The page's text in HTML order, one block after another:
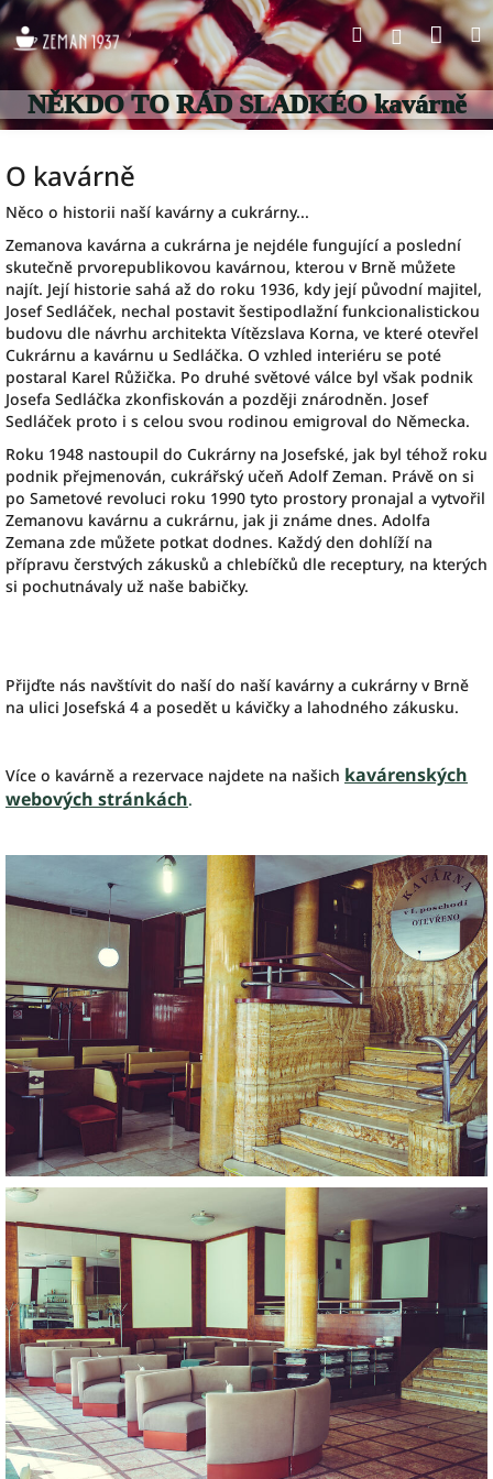
Přejít
na
obsah
Hledat
NĚKDO TO RÁD SLADKÉO kavárně
O kavárně
Něco o historii naší kavárny a cukrárny...
Zemanova kavárna a cukrárna je nejdéle fungující a poslední
skutečně prvorepublikovou kavárnou, kterou v Brně můžete
najít. Její historie sahá až do roku 1936, kdy její původní majitel,
Josef Sedláček, nechal postavit šestipodlažní funkcionalistickou
budovu dle návrhu architekta Vítězslava Korna, ve které otevřel
Cukrárnu a kavárnu u Sedláčka. O vzhled interiéru se poté
postaral Karel Růžička. Po druhé světové válce byl však podnik
Josefa Sedláčka zkonfiskován a později znárodněn. Josef
Sedláček proto i s celou svou rodinou emigroval do Německa.
Roku 1948 nastoupil do Cukrárny na Josefské, jak byl téhož roku
podnik přejmenován, cukrářský učeň Adolf Zeman. Právě on si
po Sametové revoluci roku 1990 tyto prostory pronajal a vytvořil
Zemanovu kavárnu a cukrárnu, jak ji známe dnes. Adolfa
Zemana zde můžete potkat dodnes. Každý den dohlíží na
přípravu čerstvých zákusků a chlebíčků dle receptury, na kterých
si pochutnávaly už naše babičky.
Přijďte nás navštívit do naší do naší kavárny a cukrárny v Brně
na ulici Josefská 4 a posedět u kávičky a lahodného zákusku.
Více o kavárně a rezervace najdete na našich kavárenských
webových stránkách.